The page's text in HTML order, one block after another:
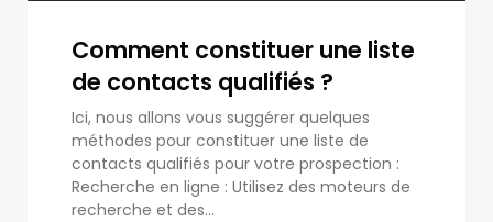
Comment constituer une liste
de contacts qualifiés ?
Ici, nous allons vous suggérer quelques
méthodes pour constituer une liste de
contacts qualifiés pour votre prospection :
Recherche en ligne : Utilisez des moteurs de
recherche et des...